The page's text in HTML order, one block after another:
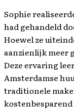
Sophie
had gehandeld
Hoewel ze
aanzienlijk meer
Deze ervaring
Amsterdamse
traditionele